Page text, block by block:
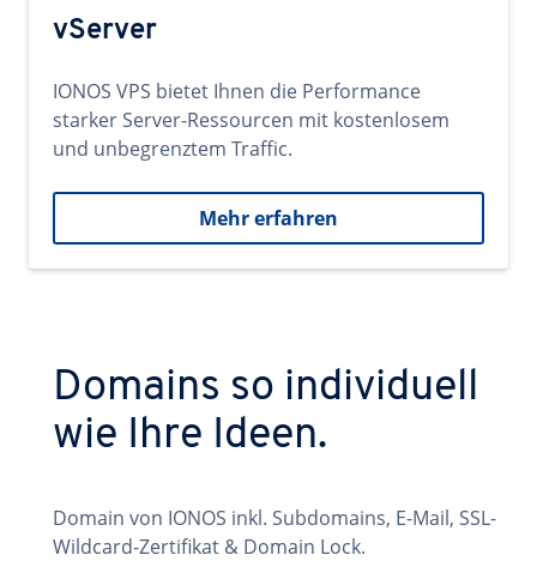
vServer
IONOS VPS bietet Ihnen die Performance
starker Server-Ressourcen mit kostenlosem
und unbegrenztem Traffic.
Mehr erfahren
Domains so individuell
wie Ihre Ideen.
Domain von IONOS inkl. Subdomains, E-Mail, SSL-
Wildcard-Zertifikat & Domain Lock.